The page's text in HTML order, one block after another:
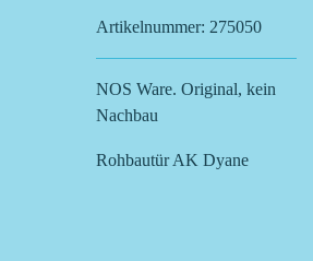
Artikelnummer: 275050
NOS Ware. Original, kein
Nachbau
Rohbautür AK Dyane